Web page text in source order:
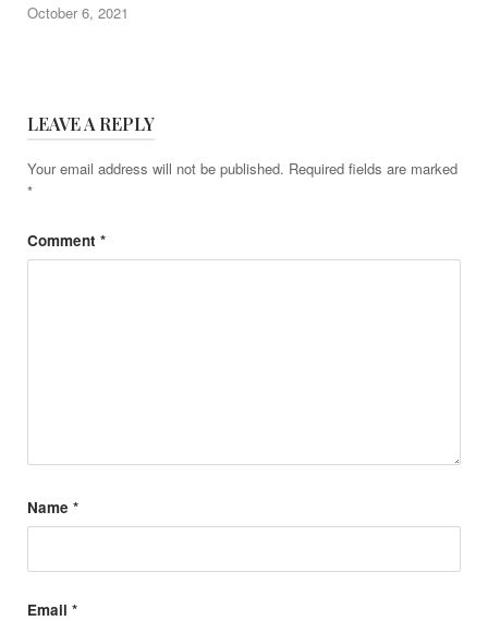
October 6, 2021
LEAVE A REPLY
Your email address will not be published. Required fields are marked
*
Comment *
Name *
Email *